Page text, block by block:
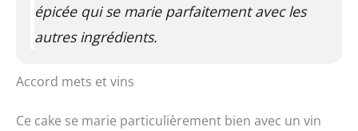
épicée qui se marie parfaitement avec les
autres ingrédients.
Accord mets et vins
Ce cake se marie particulièrement bien avec un vin